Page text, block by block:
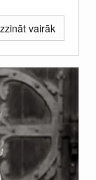
vairāk